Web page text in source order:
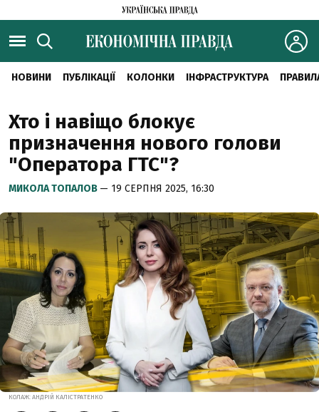
НОВИНИ ПУБЛІКАЦІЇ КОЛОНКИ ІНФРАСТРУКТУРА
Хто і навіщо блокує
призначення нового голови
"Оператора ГТС"?
МИКОЛА ТОПАЛОВ — 19 СЕРПНЯ 2025, 16:30
КОЛАЖ: АНДРІЙ КАЛІСТРАТЕНКО